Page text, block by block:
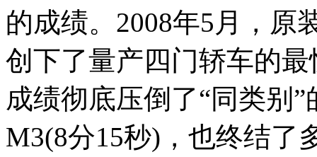
的成绩。2008年5月，原
创下了量产四门轿车的
成绩彻底压倒了“同类
M3(8分15秒)，也终结了